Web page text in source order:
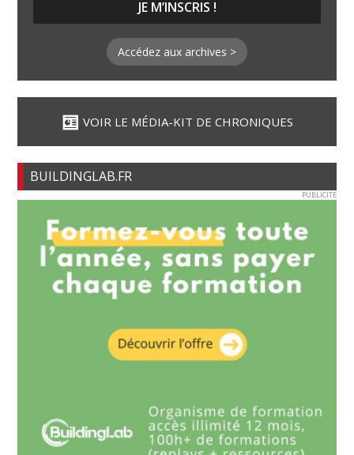
Accédez aux archives >
VOIR LE MÉDIA-KIT DE CHRONIQUES
BUILDINGLAB.FR
PUBLICITE